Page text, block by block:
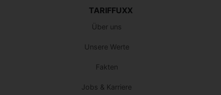
TARIFFUXX
Über uns
Unsere Werte
Fakten
Jobs & Karriere